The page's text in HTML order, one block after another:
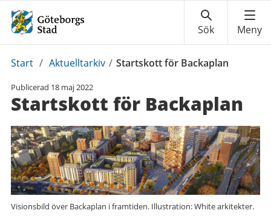
Du
här:
Start / Aktuelltarkiv / Startskott för Backaplan
Publicerad 18 maj 2022
Startskott för Backaplan
Visionsbild över Backaplan i framtiden. Illustration: White arkitekter.